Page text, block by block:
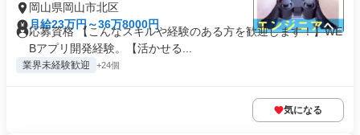
岡山県岡山市北区
月給23万円～36万8000円
応募資格 【こんなスキルや経験のある方を歓迎します！】WE
Bアプリ開発経験。【活かせる...
業界未経験歓迎 +24個
気になる